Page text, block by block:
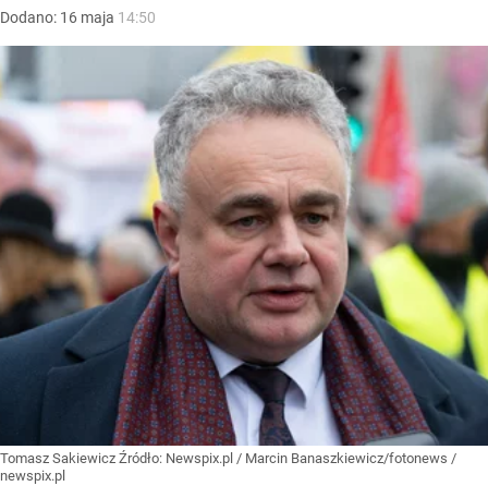
Dodano: 16 maja 14:50
Tomasz Sakiewicz Źródło: Newspix.pl / Marcin Banaszkiewicz/fotonews /
newspix.pl